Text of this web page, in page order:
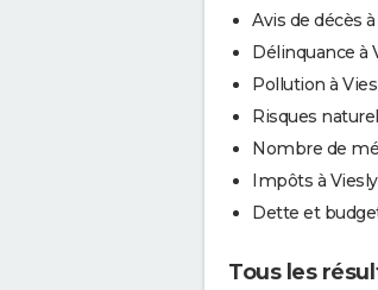
Avis de décès
Délinquance à
Pollution à
Risques
Nombre de
Impôts à Viesly
Dette et
Tous les